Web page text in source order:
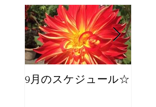
9月のスケジュール☆